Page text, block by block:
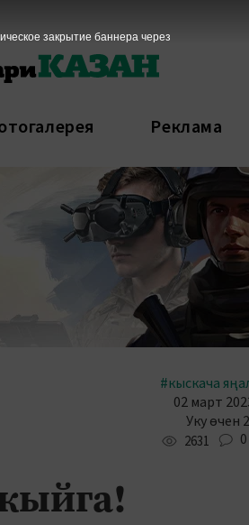
Реклама
#кыскача
02 март
Уку өчен
2631 0
закрытие баннера через